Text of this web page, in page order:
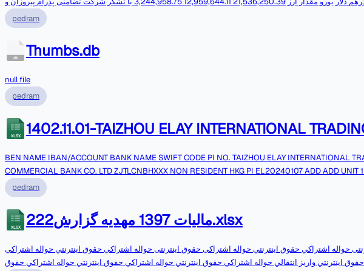
شرکاء,بسمه,تعالی,تاریخ,:,11/12/1403,شماره,:,761,/,پ,/,03,واحد,کارگزاران,مدیریت,امور,بین,الملل,با,سلام,احتراما,صورتحساب,فی,مابین,این,صرافی,تا,تاریخ,30/11/1403,به,شرح,ذیل,اعلا
pedram
db Thumbs.db
null file
pedram
XLSX 1402.11.01-TAIZHOU ELAY INTERNATIONAL
BEN NAME IBAN/ACCOUNT BANK NAME SWIFT CODE PI NO. TAIZHOU ELAY INTERNATIONAL
COMMERCIAL BANK CO. LTD ZJTLCNBHXXX NON RESIDENT HKG PI EL20240107 ADD ADD UNIT
46,292
EUR,BEN,NAME,IBAN,/
46,292,EUR
pedram
XLSX 222مالیات 1397 مهدیه گزارش.xlsx
حواله اشتراكي حقوق اينترنتي حواله اشتراکی حقوق اینترنتی حواله اشتراكي حقوق اينترنتي حواله اشتراكي
اينترنتي واريز انتقالي حواله اشتراكي حقوق اينترنتي حواله اشتراكي حقوق اينترنتي حواله اشتراكي حقوق